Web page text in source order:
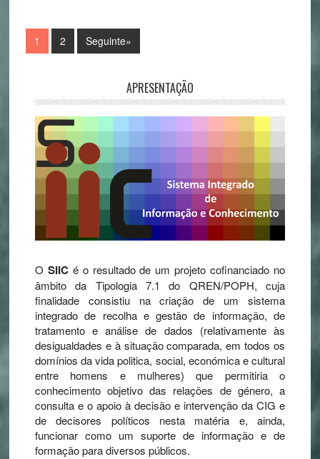
1 2 Seguinte»
APRESENTAÇÃO
O SIICé o resultado de um projeto cofinanciado no
âmbito da Tipologia 7.1 do QREN/POPH, cuja
finalidade consistiu na criação de um sistema
integrado de recolha e gestão de informação, de
tratamento e análise de dados (relativamente às
desigualdades e à situação comparada, em todos os
domínios da vida politica, social, económica e cultural
entre homens e mulheres) que permitiria o
conhecimento objetivo das relações de género, a
consulta e o apoio à decisão e intervenção da CIG e
de decisores políticos nesta matéria e, ainda,
funcionar como um suporte de informação e de
formação para diversos públicos.